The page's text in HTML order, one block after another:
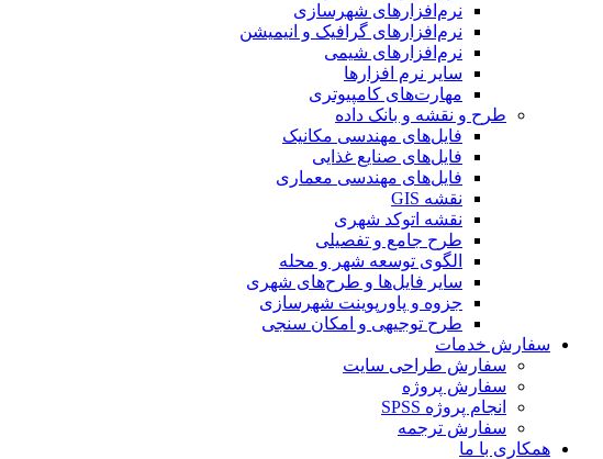
نرم‌افزارهای شهرسازی
نرم‌افزارهای گرافیک و انیمیشن
نرم‌افزارهای شیمی
سایر نرم افزارها
مهارت‌های کامپیوتری
طرح و نقشه و بانک داده
فایل‌های مهندسی مکانیک
فایل‌های صنایع غذایی
فایل‌های مهندسی معماری
نقشه GIS
نقشه اتوکد شهری
طرح جامع و تفصیلی
الگوی توسعه شهر و محله
سایر فایل‌ها و طرح‌های شهری
جزوه و پاورپوینت شهرسازی
طرح توجیهی و امکان سنجی
سفارش خدمات
سفارش طراحی سایت
سفارش پروژه
انجام پروژه SPSS
سفارش ترجمه
همکاری با ما